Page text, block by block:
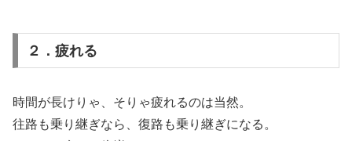
２．疲れる
時間が長けりゃ、そりゃ疲れるのは当然。
往路も乗り継ぎなら、復路も乗り継ぎになる。